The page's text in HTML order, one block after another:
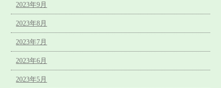
2023年9月
2023年8月
2023年7月
2023年6月
2023年5月